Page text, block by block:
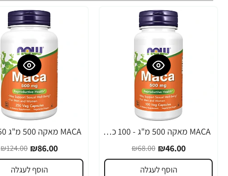
-32%
MACA מאקה 500 מ"ג - 100 כמוסות - מבית NOW FOODS
₪46.00
₪68.00
הוסף לעגלה
-31%
₪86.00
₪124.00
הוסף לעגלה